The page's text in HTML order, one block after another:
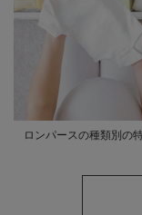
ロンパースの種類別の